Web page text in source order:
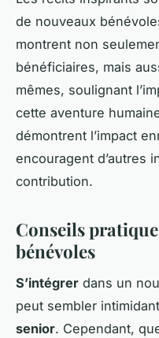
de nouveaux
montrent non
bénéficiaires, mais
mêmes, soulignant
cette aventure
démontrent l’impact
encouragent d’autres
contribution.
Conseils
bénévoles
S’intégrer dans un
peut sembler
senior. Cependant,